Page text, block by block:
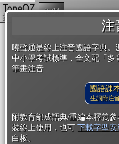
注
曉聲通是線上注音國語字典。
中小學考試標準，全文配「
筆畫注音
國語課
生詞附注
附教育部成語典/重編本釋義
裝線上使用，也可 下載字型安
白板。
複製